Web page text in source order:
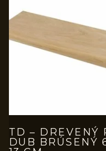
TD – DREVENÝ
DUB BRÚSENÝ